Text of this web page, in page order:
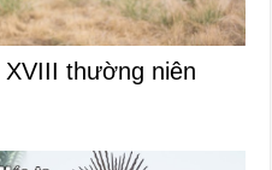
XVIII thường niên